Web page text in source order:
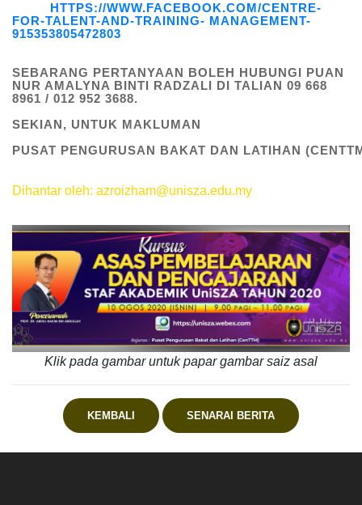
HTTPS://WWW.FACEBOOK.COM/CENTRE-
FOR-TALENT-AND-TRAINING- MANAGEMENT-
915353805472803
SEBARANG PERTANYAAN BOLEH HUBUNGI PUAN
NUR AMALYNA BINTI RADZALI DI TALIAN 09 668
8961 / 012 952 3688.
SEKIAN, UNTUK MAKLUMAN
PUSAT PENGURUSAN BAKAT DAN LATIHAN
Dihantar oleh: azroizham@unisza.edu.my
Klik pada gambar untuk papar gambar saiz asal
KEMBALI SENARAI BERITA